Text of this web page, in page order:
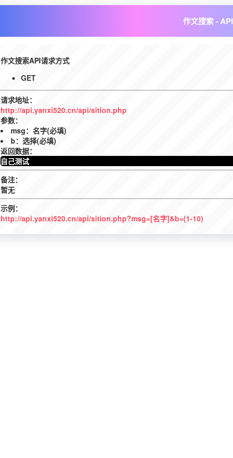
作文搜索 - API
作文搜索API请求方式
GET
请求地址：
http://api.yanxi520.cn/api/sition.php
参数：
msg：名字(必填)
b：选择(必填)
返回数据：
自己测试
备注：
暂无
示例：
http://api.yanxi520.cn/api/sition.php?msg=[名字]&b=(1-10)